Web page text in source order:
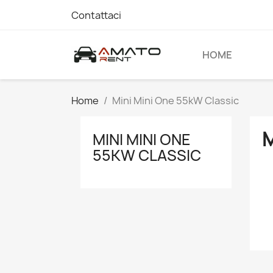
Contattaci
HOME
Home Mini Mini One 55kW Classic
MINI MINI ONE
55KW CLASSIC